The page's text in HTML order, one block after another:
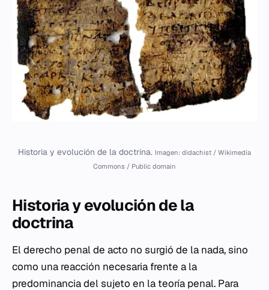
Historia y evolución de la doctrina. Imagen: didachist / Wikimedia
Commons / Public domain
Historia y evolución de la
doctrina
El derecho penal de acto no surgió de la nada, sino
como una reacción necesaria frente a la
predominancia del sujeto en la teoría penal. Para